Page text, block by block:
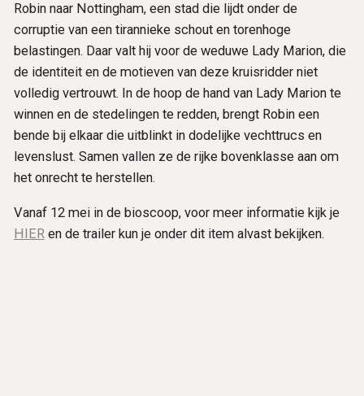
Robin naar Nottingham, een stad die lijdt onder de
corruptie van een tirannieke schout en torenhoge
belastingen. Daar valt hij voor de weduwe Lady Marion, die
de identiteit en de motieven van deze kruisridder niet
volledig vertrouwt. In de hoop de hand van Lady Marion te
winnen en de stedelingen te redden, brengt Robin een
bende bij elkaar die uitblinkt in dodelijke vechttrucs en
levenslust. Samen vallen ze de rijke bovenklasse aan om
het onrecht te herstellen.
Vanaf 12 mei in de bioscoop, voor meer informatie kijk je
HIER en de trailer kun je onder dit item alvast bekijken.